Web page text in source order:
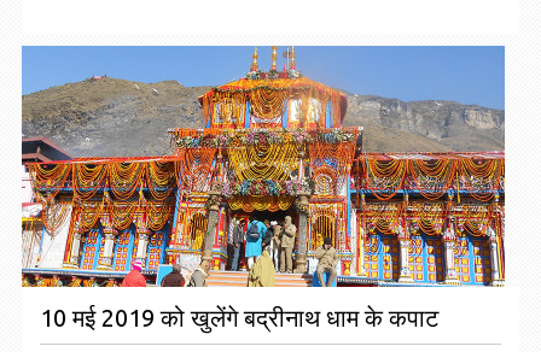
10 मई 2019 को खुलेंगे बद्रीनाथ धाम के कपाट